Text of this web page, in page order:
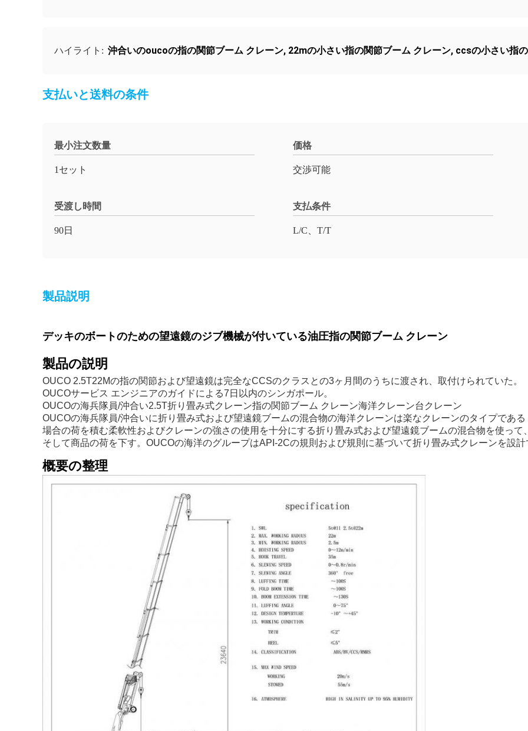
ハイライト: 沖合いのoucoの指の関節ブーム クレーン, 22mの小さい指の関節ブーム クレーン, ccsの小さい指
支払いと送料の条件
最小注文数量
1セット
価格
交渉可能
受渡し時間
90日
支払条件
L/C、T/T
製品説明
デッキのボートのための望遠鏡のジブ機械が付いている油圧指の関節ブーム クレーン
製品の説明
OUCO 2.5T22Mの指の関節および望遠鏡は完全なCCSのクラスとの3ヶ月間のうちに渡され、取付けられていた。
OUCOサービス エンジニアのガイドによる7日以内のシンガポール。
OUCOの海兵隊員/沖合い2.5T折り畳み式クレーン指の関節ブーム クレーン海洋クレーン台クレーン
OUCOの海兵隊員/沖合いに折り畳み式および望遠鏡ブームの混合物の海洋クレーンは楽なクレーンのタイプである
場合の荷を積む柔軟性およびクレーンの強さの使用を十分にする折り畳み式および望遠鏡ブームの混合物を使って、
そして商品の荷を下す。OUCOの海洋のグループはAPI-2Cの規則および規則に基づいて折り畳み式クレーンを設計
概要の整理